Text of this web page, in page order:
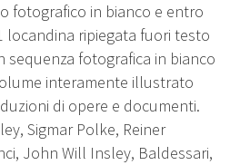
fotografico in bianco e entro
locandina ripiegata fuori testo
fotografica in bianco
interamente illustrato
di opere e documenti.
Sigmar Polke, Reiner
John Will Insley, Baldessari,